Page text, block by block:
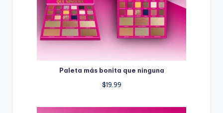
Paleta más bonita que ninguna
$19.99